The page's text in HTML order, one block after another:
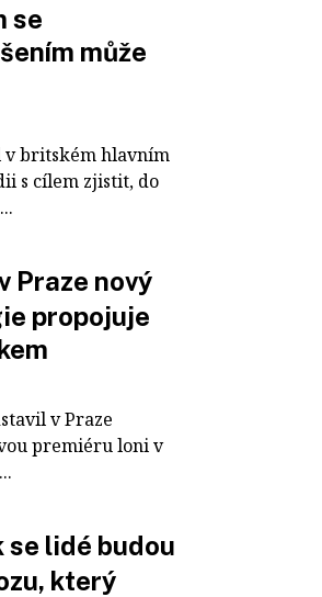
se
může
v britském hlavním
s cílem zjistit, do
Praze nový
propojuje
v Praze
premiéru loni v
lidé budou
který